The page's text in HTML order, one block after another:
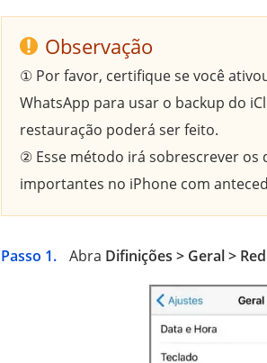
Observação
① Por favor, certifique se você
WhatsApp para usar o backup do
restauração poderá ser feito.
② Esse método irá sobrescrever os
importantes no iPhone com
Passo 1. Abra Difinições > Geral >